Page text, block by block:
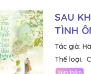
SAU
TÌNH
Tác giả:
Thể loại: